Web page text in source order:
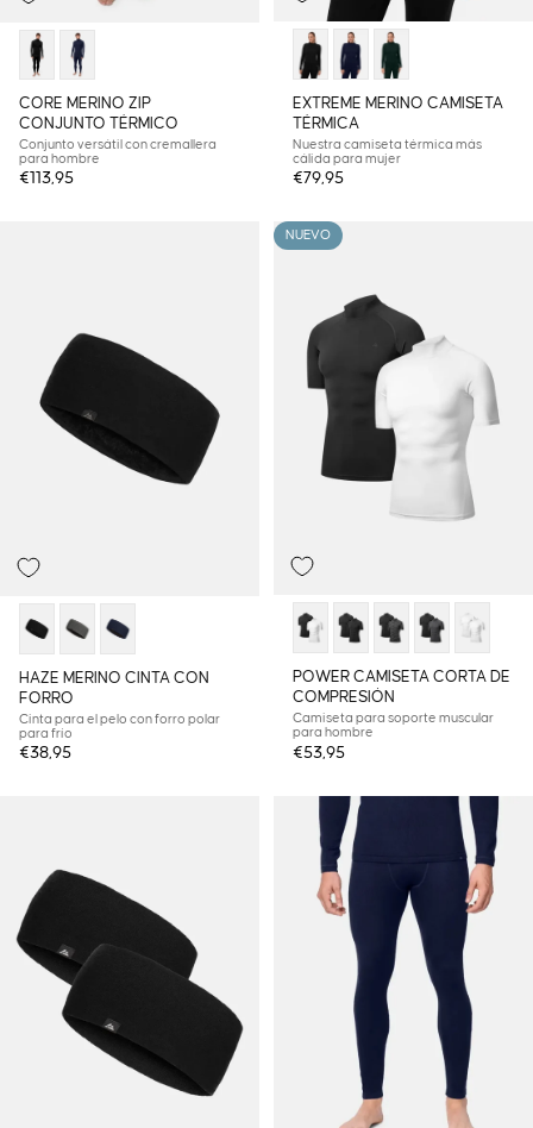
CORE MERINO ZIP
CONJUNTO TÉRMICO
Conjunto versátil con cremallera
para hombre
€113,95
EXTREME MERINO CAMISETA
TÉRMICA
Nuestra camiseta térmica más
cálida para mujer
€79,95
HAZE MERINO CINTA CON
FORRO
Cinta para el pelo con forro polar
para frío
€38,95
NUEVO
POWER CAMISETA CORTA DE
COMPRESIÓN
Camiseta para soporte muscular
para hombre
€53,95